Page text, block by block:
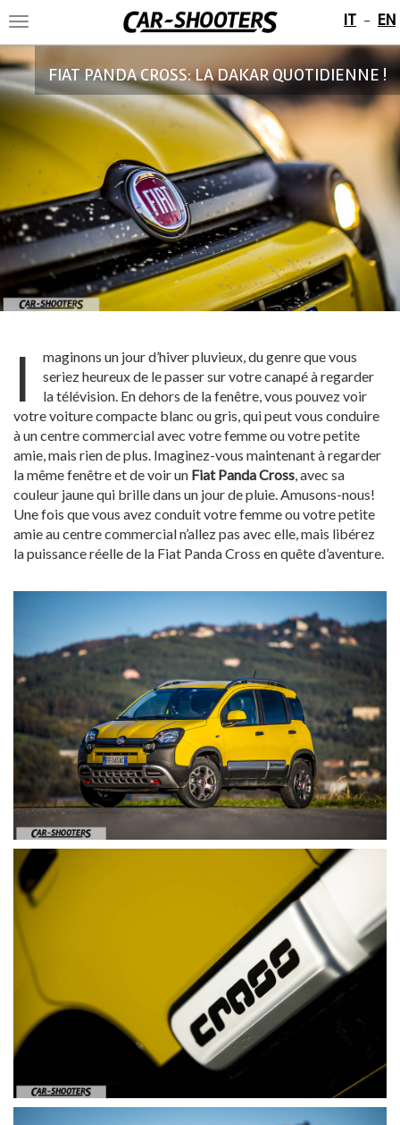
Toggle
navigation
IT - EN
FIAT PANDA CROSS: LA DAKAR QUOTIDIENNE !
I
maginons un jour d’hiver pluvieux, du genre que vous
seriez heureux de le passer sur votre canapé à regarder
la télévision. En dehors de la fenêtre, vous pouvez voir
votre voiture compacte blanc ou gris, qui peut vous conduire
à un centre commercial avec votre femme ou votre petite
amie, mais rien de plus. Imaginez-vous maintenant à regarder
la même fenêtre et de voir un Fiat Panda Cross, avec sa
couleur jaune qui brille dans un jour de pluie. Amusons-nous!
Une fois que vous avez conduit votre femme ou votre petite
amie au centre commercial n’allez pas avec elle, mais libérez
la puissance réelle de la Fiat Panda Cross en quête d’aventure.